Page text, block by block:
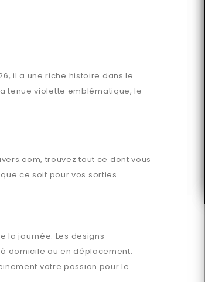
il a une riche histoire dans le
tenue violette emblématique, le
, trouvez tout ce dont vous
ce soit pour vos sorties
la journée. Les designs
domicile ou en déplacement.
votre passion pour le